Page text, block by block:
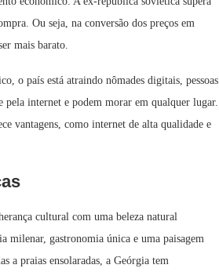
Ou seja, na conversão dos preços em
mais barato.
o país está atraindo nômades digitais, pessoas
pela internet e podem morar em qualquer lugar.
vantagens, como internet de alta qualidade e
cultural com uma beleza natural
milenar, gastronomia única e uma paisagem
a praias ensolaradas, a Geórgia tem